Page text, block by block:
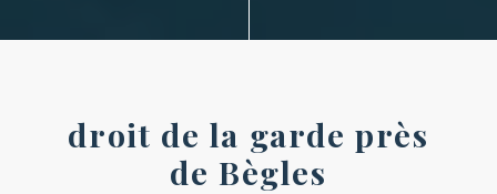
droit de la garde près
de Bègles